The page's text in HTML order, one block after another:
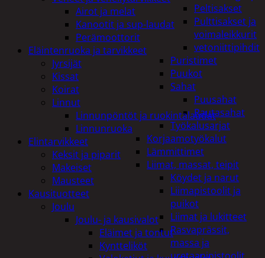
Peltisakset
Pulttisakset ja
voimaleikkurit
vetoniittipihdit
Puristimet
Puukot
Sahat
Puusahat
Rautasahat
Työkalusarjat
Korjaamotyökalut
Lämmittimet
Liimat, massat, teipit
Köydet ja narut
Liimapistoolit ja
puikot
Liimat ja lukitteet
Rasvaprässit,
massa ja
Airot ja melat
Kanootit ja sup-laudat
Perämoottorit
Eläintenruoka ja tarvikkeet
Jyrsijät
Kissat
Koirat
Linnut
Linnunpöntöt ja ruokintalaudat
Linnunruoka
Elintarvikkeet
Keksit ja piparit
Makeiset
Mausteet
Kausituotteet
Joulu
Joulu- ja kausivalot
Eläimet ja tontut
Kyntteliköt